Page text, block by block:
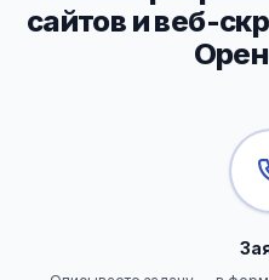
сайтов и веб-